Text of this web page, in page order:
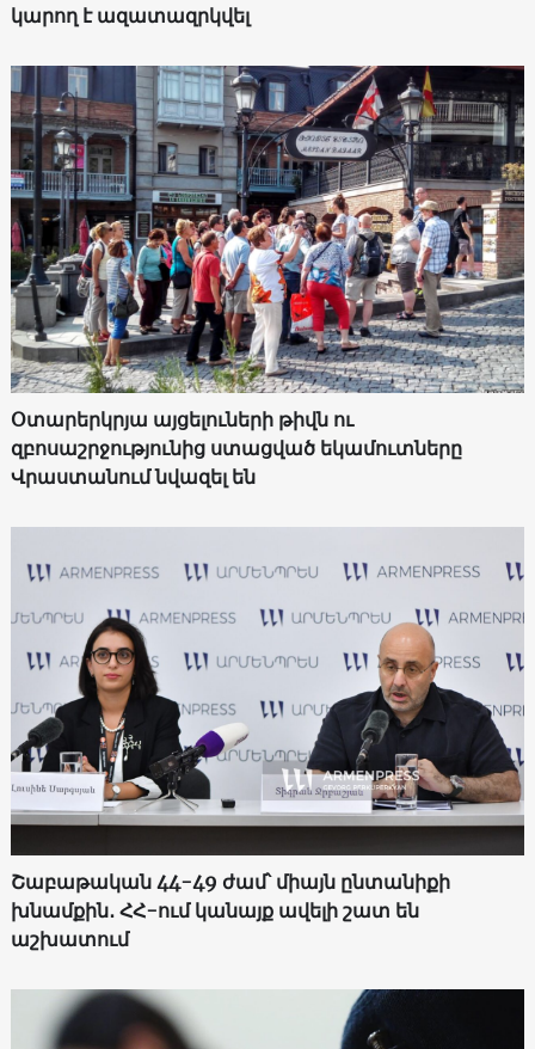
կարող է ազատազրկվել
Օտարերկրյա այցելուների թիվն ու
զբոսաշրջությունից ստացված եկամուտները
Վրաստանում նվազել են
Շաբաթական 44-49 ժամ՝ միայն ընտանիքի
խնամքին․ ՀՀ-ում կանայք ավելի շատ են
աշխատում